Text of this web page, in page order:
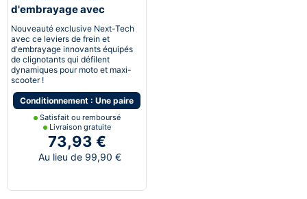
d'embrayage avec
clignotants LED
dynamiques intégrés
Nouveauté exclusive Next-Tech
avec ce leviers de frein et
d'embrayage innovants équipés
de clignotants qui défilent
dynamiques pour moto et maxi-
scooter !
Conditionnement : Une paire
Satisfait ou remboursé
Livraison gratuite
73,93 €
Au lieu de 99,90 €